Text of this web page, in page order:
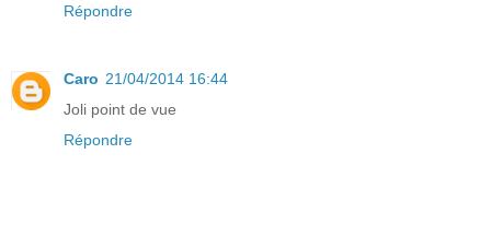
Répondre
Caro 21/04/2014 16:44
Joli point de vue
Répondre